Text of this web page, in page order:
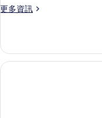
更多資訊
更
的
詳
情